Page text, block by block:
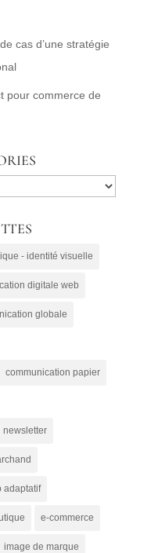
cas d’une stratégie
pour commerce de
- identité visuelle
digitale web
globale
communication papier
newsletter
adaptatif
e-commerce
image de marque